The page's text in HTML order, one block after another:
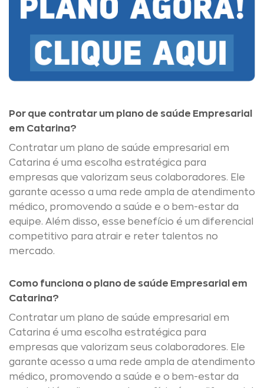
Por que contratar um plano de saúde Empresarial
em Catarina?
Contratar um plano de saúde empresarial em
Catarina é uma escolha estratégica para
empresas que valorizam seus colaboradores. Ele
garante acesso a uma rede ampla de atendimento
médico, promovendo a saúde e o bem-estar da
equipe. Além disso, esse benefício é um diferencial
competitivo para atrair e reter talentos no
mercado.
Como funciona o plano de saúde Empresarial em
Catarina?
Contratar um plano de saúde empresarial em
Catarina é uma escolha estratégica para
empresas que valorizam seus colaboradores. Ele
garante acesso a uma rede ampla de atendimento
médico, promovendo a saúde e o bem-estar da